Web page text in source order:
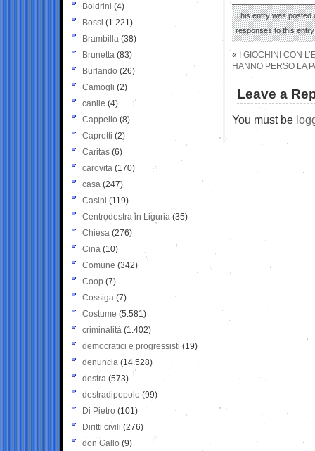
This entry was posted
responses to this
«
I GIOCHINI CON
HANNO PERSO LA
Leave a
You must be
Boldrini (4)
Bossi (1.221)
Brambilla (38)
Brunetta (83)
Burlando (26)
Camogli (2)
canile (4)
Cappello (8)
Caprotti (2)
Caritas (6)
carovita (170)
casa (247)
Casini (119)
Centrodestra in Liguria (35)
Chiesa (276)
Cina (10)
Comune (342)
Coop (7)
Cossiga (7)
Costume (5.581)
criminalità (1.402)
democratici e progressisti (19)
denuncia (14.528)
destra (573)
destradipopolo (99)
Di Pietro (101)
Diritti civili (276)
don Gallo (9)